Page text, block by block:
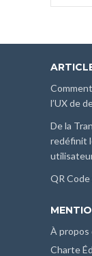
l’UX de
De la
redéfinit
QR Code
À propos
Charte